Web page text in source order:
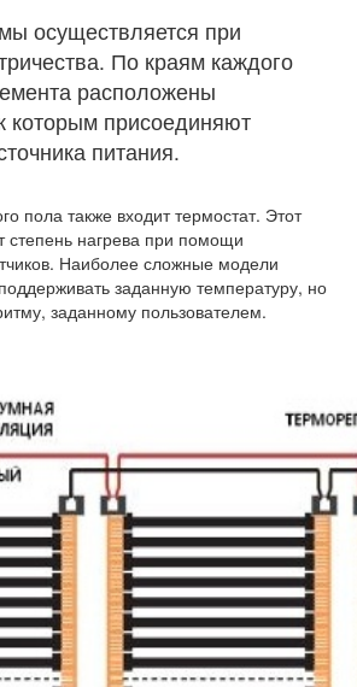
осуществляется при
По краям каждого
расположены
которым присоединяют
питания.
пола также входит термостат. Этот
степень нагрева при помощи
Наиболее сложные модели
заданную температуру, но
заданному пользователем.